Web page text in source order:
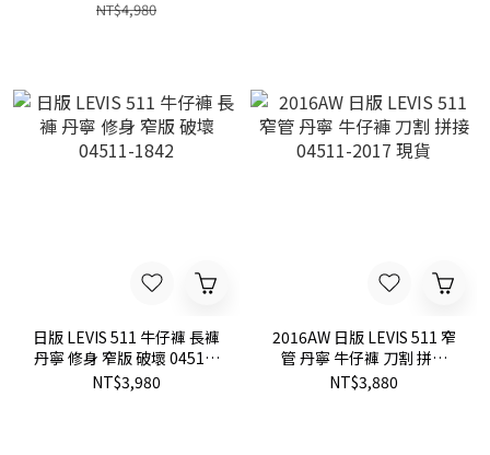
NT$4,980
日版 LEVIS 511 牛仔褲 長褲
丹寧 修身 窄版 破壞 04511-
1842
NT$3,980
2016AW 日版 LEVIS 511 窄
管 丹寧 牛仔褲 刀割 拼接
04511-2017 現貨
NT$3,880